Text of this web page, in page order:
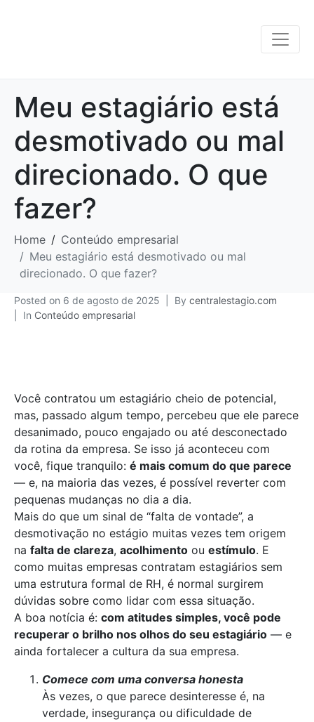
Meu estagiário está
desmotivado ou mal
direcionado. O que
fazer?
Home
Conteúdo empresarial
Meu estagiário está desmotivado ou mal
direcionado. O que fazer?
Posted on 6 de agosto de 2025 By centralestagio.com
In Conteúdo empresarial
Você contratou um estagiário cheio de potencial,
mas, passado algum tempo, percebeu que ele parece
desanimado, pouco engajado ou até desconectado
da rotina da empresa. Se isso já aconteceu com
você, fique tranquilo: é mais comum do que parece
— e, na maioria das vezes, é possível reverter com
pequenas mudanças no dia a dia.
Mais do que um sinal de “falta de vontade”, a
desmotivação no estágio muitas vezes tem origem
na falta de clareza, acolhimento ou estímulo. E
como muitas empresas contratam estagiários sem
uma estrutura formal de RH, é normal surgirem
dúvidas sobre como lidar com essa situação.
A boa notícia é: com atitudes simples, você pode
recuperar o brilho nos olhos do seu estagiário — e
ainda fortalecer a cultura da sua empresa.
Comece com uma conversa honesta
Às vezes, o que parece desinteresse é, na
verdade, insegurança ou dificuldade de